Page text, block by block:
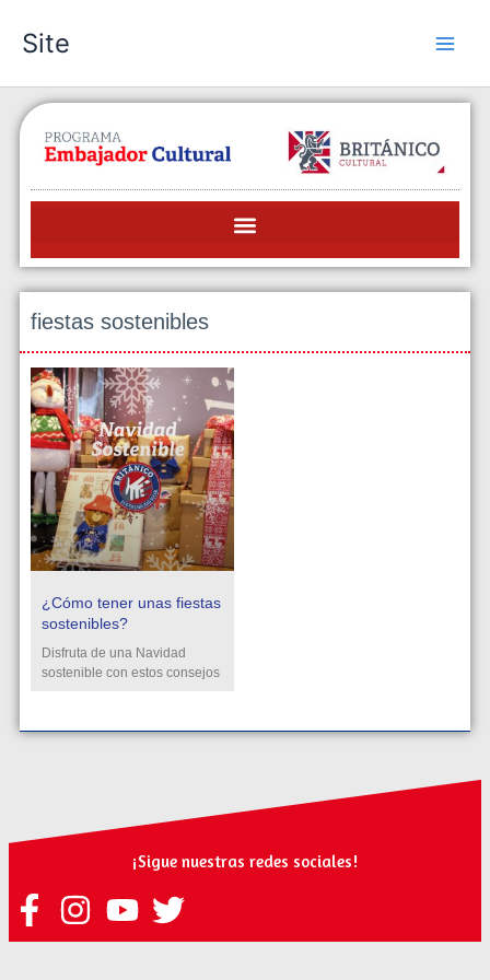
Site
fiestas sostenibles
¿Cómo tener unas fiestas
sostenibles?
Disfruta de una Navidad
sostenible con estos consejos
¡Sigue nuestras redes sociales!